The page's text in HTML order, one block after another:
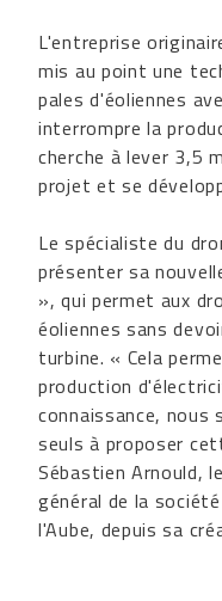
L'entreprise
mis au point une
pales d'éoliennes
interrompre la
cherche à lever 3,5
projet et se
Le spécialiste du
présenter sa
», qui permet aux
éoliennes sans
turbine. « Cela
production
connaissance,
seuls à proposer
Sébastien Arnould,
général de la
l'Aube, depuis sa